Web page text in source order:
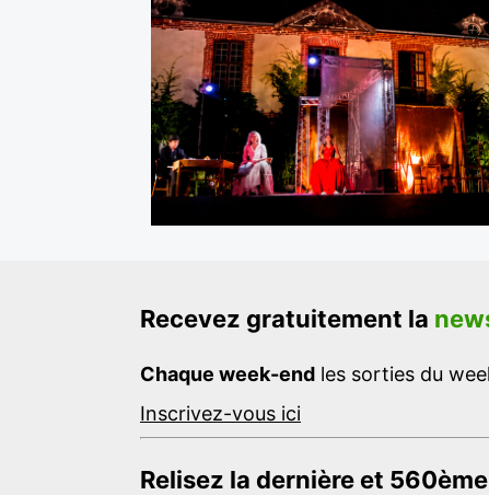
Recevez gratuitement la
Chaque week-end les sorties du
Inscrivez-vous ici
Relisez la dernière et